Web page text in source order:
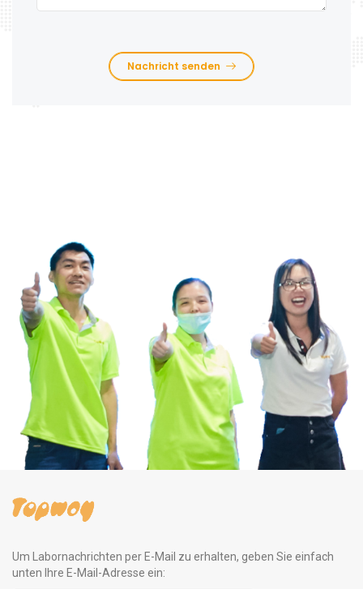
Nachricht senden
Um Labornachrichten per E-Mail zu erhalten, geben Sie einfach
unten Ihre E-Mail-Adresse ein: